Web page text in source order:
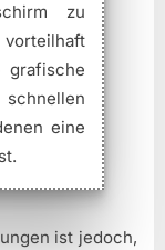
zu
vorteilhaft
grafische
eine
ist jedoch,